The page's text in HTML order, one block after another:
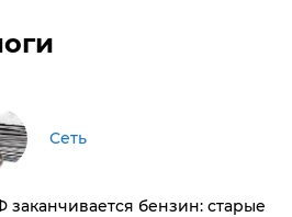
Сеть
заканчивается бензин: старые